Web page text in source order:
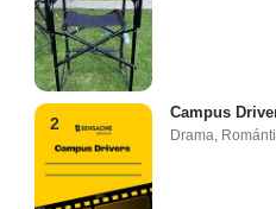
2
Campus
Drama